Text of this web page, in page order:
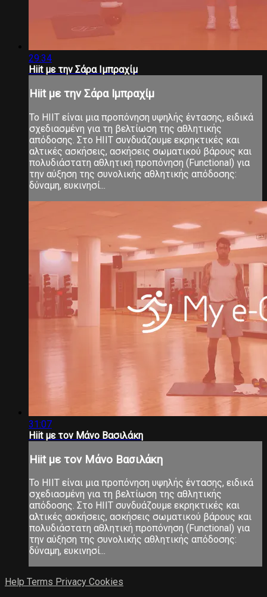
29:34
Hiit με την Σάρα Ιμπραχίμ
Hiit με την Σάρα Ιμπραχίμ
Το ΗΙΙΤ είναι μια προπόνηση υψηλής έντασης, ειδικά
σχεδιασμένη για τη βελτίωση της αθλητικής
απόδοσης. Στο ΗΙΙΤ συνδυάζουμε εκρηκτικές και
αλτικές ασκήσεις, ασκήσεις σωματικού βάρους και
πολυδιάστατη αθλητική προπόνηση (Functional) για
την αύξηση της συνολικής αθλητικής απόδοσης:
δύναμη, ευκινησί...
31:07
Hiit με τον Μάνο Βασιλάκη
Hiit με τον Μάνο Βασιλάκη
Το ΗΙΙΤ είναι μια προπόνηση υψηλής έντασης, ειδικά
σχεδιασμένη για τη βελτίωση της αθλητικής
απόδοσης. Στο ΗΙΙΤ συνδυάζουμε εκρηκτικές και
αλτικές ασκήσεις, ασκήσεις σωματικού βάρους και
πολυδιάστατη αθλητική προπόνηση (Functional) για
την αύξηση της συνολικής αθλητικής απόδοσης:
δύναμη, ευκινησί...
Help Terms Privacy Cookies